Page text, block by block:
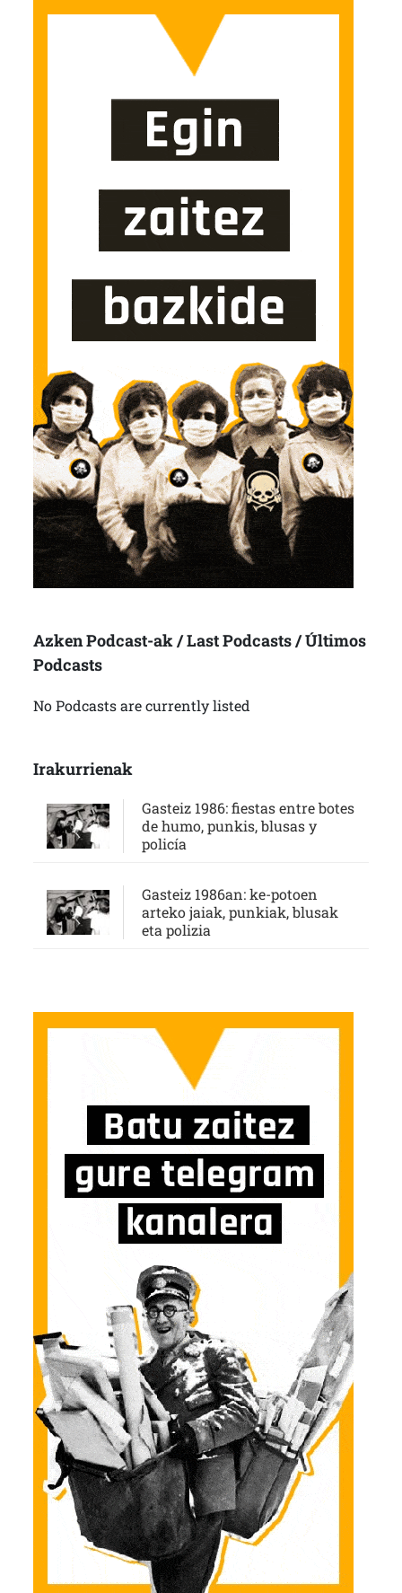
Azken Podcast-ak / Last Podcasts / Últimos
Podcasts
No Podcasts are currently listed
Irakurrienak
Gasteiz 1986: fiestas entre botes
de humo, punkis, blusas y
policía
Gasteiz 1986an: ke-potoen
arteko jaiak, punkiak, blusak
eta polizia